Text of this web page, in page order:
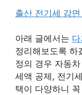
출산 전기세 감
아래 글에서는
정리해보도록 하
정의 경우 자동
세액 공제, 전기
택이 다양하니